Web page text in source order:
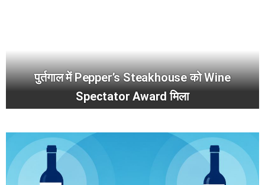
पुर्तगाल में Pepper’s Steakhouse को Wine
Spectator Award मिला